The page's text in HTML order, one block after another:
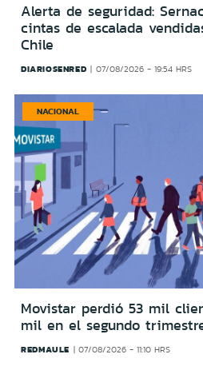
Alerta de seguridad:
cintas de escalada
Chile
DIARIOSENRED 07/08/2026 - 19:54 HRS
NACIONAL
Movistar perdió 53 mil
mil en el segundo
REDMAULE 07/08/2026 - 11:10 HRS